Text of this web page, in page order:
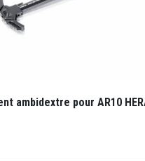
ambidextre pour AR10